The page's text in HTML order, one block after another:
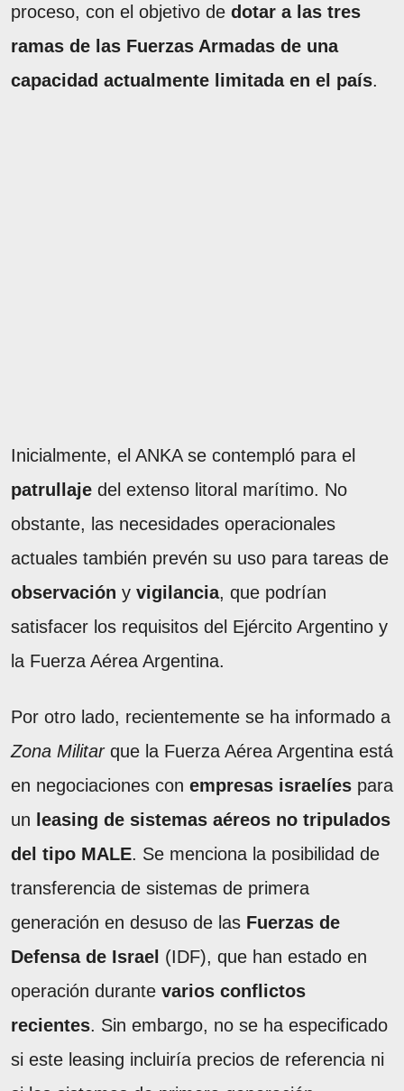
proceso, con el objetivo de dotar a las tres
ramas de las Fuerzas Armadas de una
capacidad actualmente limitada en el país.
Inicialmente, el ANKA se contempló para el
patrullaje del extenso litoral marítimo. No
obstante, las necesidades operacionales
actuales también prevén su uso para tareas de
observación y vigilancia, que podrían
satisfacer los requisitos del Ejército Argentino y
la Fuerza Aérea Argentina.
Por otro lado, recientemente se ha informado a
Zona Militarque la Fuerza Aérea Argentina está
en negociaciones con empresas israelíes para
un leasing de sistemas aéreos no tripulados
del tipo MALE. Se menciona la posibilidad de
transferencia de sistemas de primera
generación en desuso de las Fuerzas de
Defensa de Israel (IDF), que han estado en
operación durante varios conflictos
recientes. Sin embargo, no se ha especificado
si este leasing incluiría precios de referencia ni